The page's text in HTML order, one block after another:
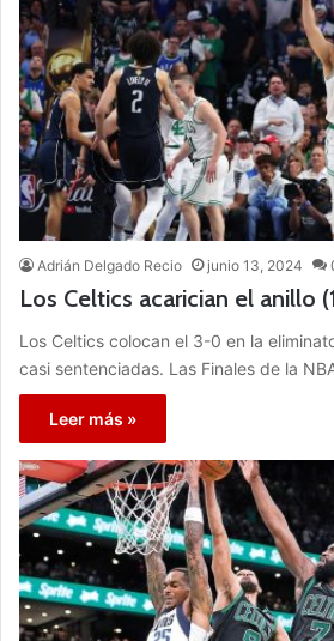
Adrián Delgado Recio junio 13, 2024
Los Celtics acarician el anillo
Los Celtics colocan el 3-0 en la
casi sentenciadas. Las Finales de la
Leer más »